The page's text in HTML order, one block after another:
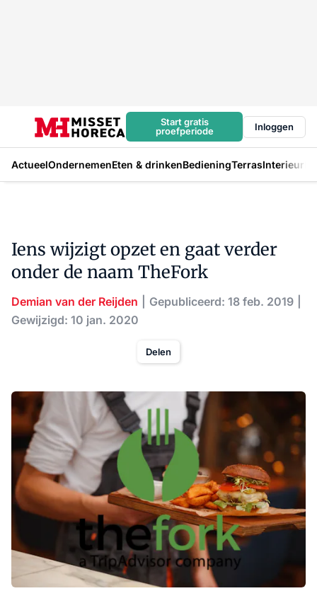
Start gratis
proefperiode
Inloggen
ActueelOndernemenEten & drinkenBedieningTerrasInterieur
Iens wijzigt opzet en gaat verder
onder de naam TheFork
Demian van der Reijden
Gepubliceerd: 18 feb. 2019
Gewijzigd: 10 jan. 2020
Delen